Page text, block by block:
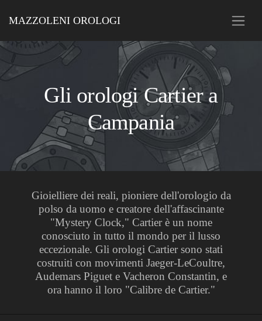
MAZZOLENI OROLOGI
Gli orologi Cartier a
Campania
Gioielliere dei reali, pioniere dell'orologio da
polso da uomo e creatore dell'affascinante
"Mystery Clock," Cartier è un nome
conosciuto in tutto il mondo per il lusso
eccezionale. Gli orologi Cartier sono stati
costruiti con movimenti Jaeger-LeCoultre,
Audemars Piguet e Vacheron Constantin, e
ora hanno il loro "Calibre de Cartier."